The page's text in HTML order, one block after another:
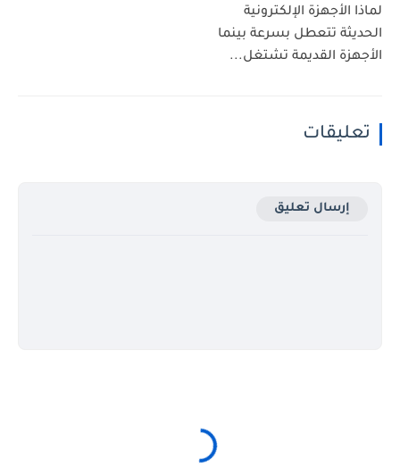
لماذا الأجهزة الإلكترونية
الحديثة تتعطل بسرعة بينما
الأجهزة القديمة تشتغل...
تعليقات
إرسال تعليق